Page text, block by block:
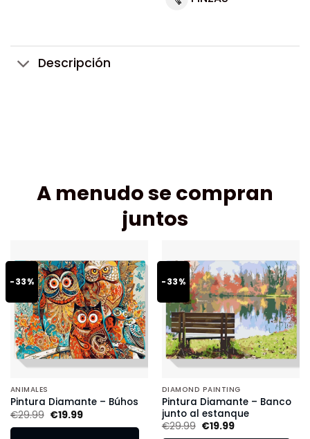
Descripción
A menudo se compran
juntos
-33%
ANIMALES
Pintura Diamante – Búhos
€29.99 €19.99
-33%
DIAMOND PAINTING
Pintura Diamante – Banco
junto al estanque
€29.99 €19.99